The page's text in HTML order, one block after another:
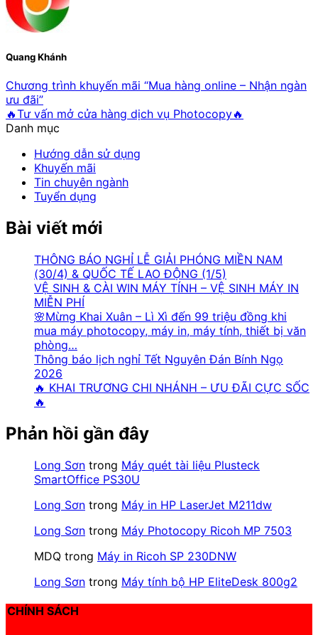
Quang Khánh
Chương trình khuyến mãi “Mua hàng online – Nhận ngàn
ưu đãi”
🔥Tư vấn mở cửa hàng dịch vụ Photocopy🔥
Danh mục
Hướng dẫn sử dụng
Khuyến mãi
Tin chuyên ngành
Tuyển dụng
Bài viết mới
THÔNG BÁO NGHỈ LỄ GIẢI PHÓNG MIỀN NAM
(30/4) & QUỐC TẾ LAO ĐỘNG (1/5)
VỆ SINH & CÀI WIN MÁY TÍNH – VỆ SINH MÁY IN
MIỄN PHÍ
🌸Mừng Khai Xuân – Lì Xì đến 99 triệu đồng khi
mua máy photocopy, máy in, máy tính, thiết bị văn
phòng…
Thông báo lịch nghỉ Tết Nguyên Đán Bính Ngọ
2026
🔥 KHAI TRƯƠNG CHI NHÁNH – ƯU ĐÃI CỰC SỐC
🔥
Phản hồi gần đây
Long Sơn trong Máy quét tài liệu Plusteck
SmartOffice PS30U
Long Sơn trong Máy in HP LaserJet M211dw
Long Sơn trong Máy Photocopy Ricoh MP 7503
MDQ trong Máy in Ricoh SP 230DNW
Long Sơn trong Máy tính bộ HP EliteDesk 800g2
CHÍNH SÁCH